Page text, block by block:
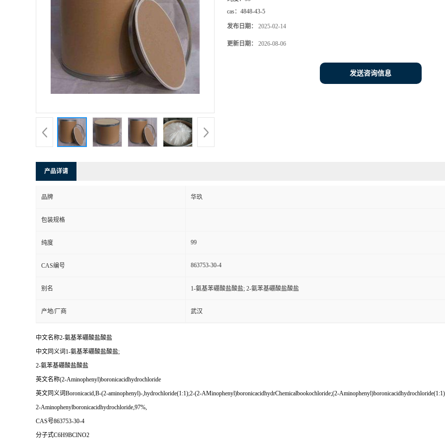
cas： 4848-43-5
发布日期： 2025-02-14
更新日期： 2026-08-06
发送咨询信息
产品详请
品牌 华玖
包装规格
纯度 99
CAS编号 863753-30-4
别名 1-氨基苯硼酸盐酸盐; 2-氨苯基硼酸盐酸盐
产地/厂商 武汉
中文名称2-氨基苯硼酸盐酸盐
中文同义词1-氨基苯硼酸盐酸盐;
2-氨苯基硼酸盐酸盐
英文名称(2-Aminophenyl)boronicacidhydrochloride
英文同义词Boronicacid,B-(2-aminophenyl)-,hydrochloride(1:1);2-(2-AMinophenyl)boronicacidhydrChemicalbookochloride;(2-
2-Aminophenylboronicacidhydrochloride,97%,
CAS号863753-30-4
分子式C6H9BClNO2